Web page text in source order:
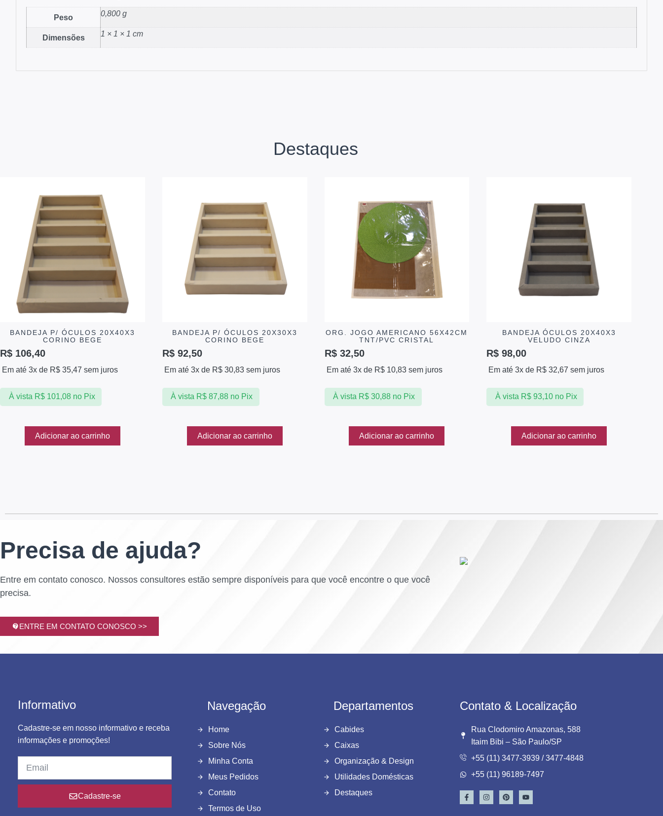
Peso 0,800 g
Dimensões 1 × 1 × 1 cm
Destaques
BANDEJA P/ ÓCULOS 20X40X3
CORINO BEGE
R$ 106,40
Em até 3x de R$ 35,47 sem juros
À vista R$101,08 no Pix
Adicionar ao carrinho
BANDEJA P/ ÓCULOS 20X30X3
CORINO BEGE
R$92,50
Em até 3x de R$30,83sem juros
À vista R$ 87,88 no Pix
Adicionar ao carrinho
ORG. JOGO AMERICANO 56X42CM
TNT/PVC CRISTAL
R$32,50
Em até 3x de R$10,83sem juros
À vista R$ 30,88 no Pix
Adicionar ao carrinho
BANDEJA ÓCULOS 20X40X3
VELUDO CINZA
R$ 98,00
Em até 3x de R$ 32,67 sem juros
À vista R$93,10 no Pix
Adicionar ao carrinho
Precisa de ajuda?
Entre em contato conosco. Nossos consultores estão sempre disponíveis para que você encontre o que você
precisa.
ENTRE EM CONTATO CONOSCO >>
Informativo
Cadastre-se em nosso informativo e receba
informações e promoções!
Cadastre-se
Navegação
Home
Sobre Nós
Minha Conta
Meus Pedidos
Contato
Termos de Uso
Departamentos
Cabides
Caixas
Organização & Design
Utilidades Domésticas
Destaques
Contato & Localização
Rua Clodomiro Amazonas, 588
Itaim Bibi – São Paulo/SP
+55 (11) 3477-3939 / 3477-4848
+55 (11) 96189-7497